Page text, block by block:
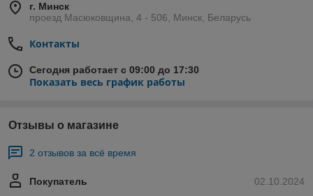
г. Минск
проезд Масюковщина, 4 - 506, Минск, Беларусь
Контакты
Сегодня работает с 09:00 до 17:30
Показать весь график работы
Отзывы о магазине
2 отзывов за всё время
02.10.2024
Покупатель